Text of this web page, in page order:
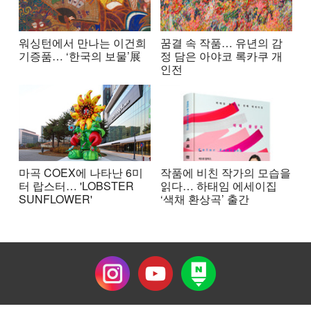
워싱턴에서 만나는 이건희
기증품… ‘한국의 보물’展
꿈결 속 작품… 유년의 감
정 담은 아야코 록카쿠 개
인전
마곡 COEX에 나타난 6미
터 랍스터… 'LOBSTER
SUNFLOWER'
작품에 비친 작가의 모습을
읽다… 하태임 에세이집
‘색채 환상곡’ 출간